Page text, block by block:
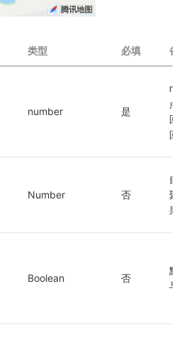
类型 必填 备
number 是
点
回
回
Number 否
自
聚
果
Boolean 否
默
与